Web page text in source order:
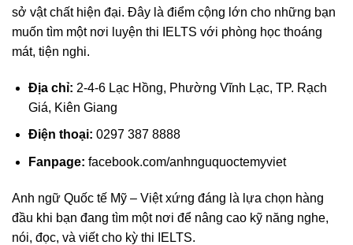
sở vật chất hiện đại. Đây là điểm cộng lớn cho những bạn
muốn tìm một nơi luyện thi IELTS với phòng học thoáng
mát, tiện nghi.
Địa chỉ: 2-4-6 Lạc Hồng, Phường Vĩnh Lạc, TP. Rạch
Giá, Kiên Giang
Điện thoại: 0297 387 8888
Fanpage: facebook.com/anhnguquoctemyviet
Anh ngữ Quốc tế Mỹ – Việt xứng đáng là lựa chọn hàng
đầu khi bạn đang tìm một nơi để nâng cao kỹ năng nghe,
nói, đọc, và viết cho kỳ thi IELTS.